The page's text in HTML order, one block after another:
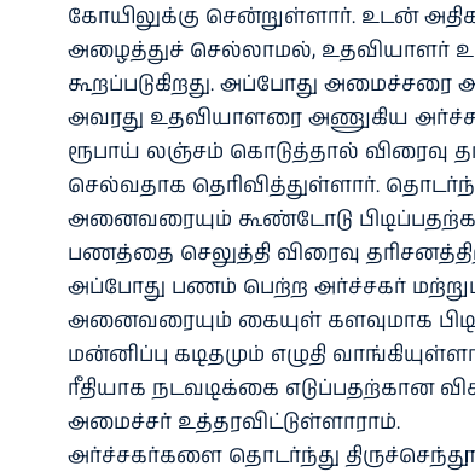
கோயிலுக்கு சென்றுள்ளார். உடன்
அழைத்துச் செல்லாமல், உதவியாளர்
கூறப்படுகிறது. அப்போது
அவரது உதவியாளரை அணுகிய
ரூபாய் லஞ்சம் கொடுத்தால் விரைவு
செல்வதாக தெரிவித்துள்ளார்.
அனைவரையும் கூண்டோடு
பணத்தை செலுத்தி விரைவு
அப்போது பணம் பெற்ற அர்ச்சகர்
அனைவரையும் கையுள் களவுமாக
மன்னிப்பு கடிதமும் எழுதி
ரீதியாக நடவடிக்கை எடுப்பதற்கான
அமைச்சர் உத்தரவிட்டுள்ளாராம்.
அர்ச்சகர்களை தொடர்ந்து